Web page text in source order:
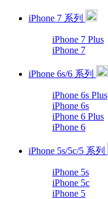
iPhone 7 系列
iPhone 7 Plus
iPhone 7
iPhone 6s/6 系列
iPhone 6s Plus
iPhone 6s
iPhone 6 Plus
iPhone 6
iPhone 5s/5c/5 系列
iPhone 5s
iPhone 5c
iPhone 5